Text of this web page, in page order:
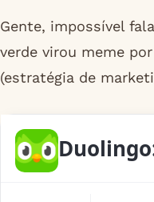
Gente, impossível
verde virou meme
(estratégia de